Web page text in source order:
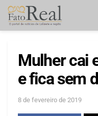
Mulher cai
e fica sem
8 de fevereiro de 2019